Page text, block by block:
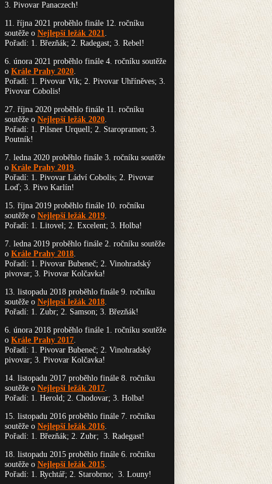
3. Pivovar Panaczech!
11. října 2021 proběhlo finále 12. ročníku
soutěže o Nejlepší ležák 2021.
Pořadí: 1. Březňák; 2. Radegast; 3. Rebel!
6. února 2021 proběhlo finále 4. ročníku soutěže
o Krále Prahy 2020.
Pořadí: 1. Pivovar Vik; 2. Pivovar Uhříněves; 3.
Pivovar Cobolis!
27. října 2020 proběhlo finále 11. ročníku
soutěže o Nejlepší ležák 2020.
Pořadí: 1. Pilsner Urquell; 2. Staropramen; 3.
Poutník!
7. ledna 2020 proběhlo finále 3. ročníku soutěže
o Krále Prahy 2019.
Pořadí: 1. Pivovar Ládví Cobolis; 2. Pivovar
Loď; 3. Pivo Karlín!
15. října 2019 proběhlo finále 10. ročníku
soutěže o Nejlepší ležák 2019.
Pořadí: 1. Litovel; 2. Excelent; 3. Holba!
7. ledna 2019 proběhlo finále 2. ročníku soutěže
o Krále Prahy 2018.
Pořadí: 1. Pivovar Bubeneč; 2. Vinohradský
pivovar; 3. Pivovar Kolčavka!
13. listopadu 2018 proběhlo finále 9. ročníku
soutěže o Nejlepší ležák 2018.
Pořadí: 1. Zubr; 2. Samson; 3. Březňák!
6. února 2018 proběhlo finále 1. ročníku soutěže
o Krále Prahy 2017.
Pořadí: 1. Pivovar Bubeneč; 2. Vinohradský
pivovar; 3. Pivovar Kolčavka!
14. listopadu 2017 proběhlo finále 8. ročníku
soutěže o Nejlepší ležák 2017.
Pořadí: 1. Herold; 2. Chodovar; 3. Holba!
15. listopadu 2016 proběhlo finále 7. ročníku
soutěže o Nejlepší ležák 2016.
Pořadí: 1. Březňák; 2. Zubr; 3. Radegast!
18. listopadu 2015 proběhlo finále 6. ročníku
soutěže o Nejlepší ležák 2015.
Pořadí: 1. Rychtář; 2. Starobrno; 3. Louny!